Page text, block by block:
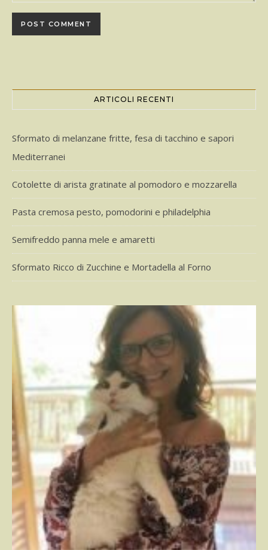
ARTICOLI RECENTI
Sformato di melanzane fritte, fesa di tacchino e sapori
Mediterranei
Cotolette di arista gratinate al pomodoro e mozzarella
Pasta cremosa pesto, pomodorini e philadelphia
Semifreddo panna mele e amaretti
Sformato Ricco di Zucchine e Mortadella al Forno